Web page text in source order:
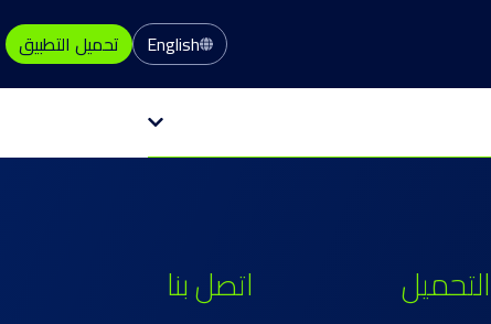
English تحميل التطبيق
التحميل اتصل بنا